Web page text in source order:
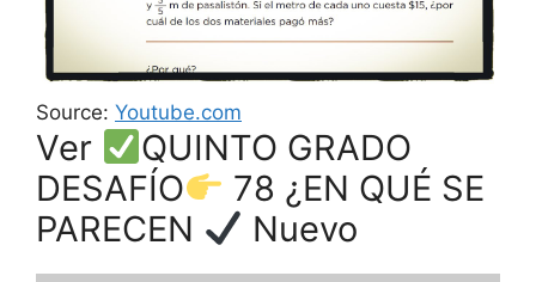
Source: Youtube.com
Ver
QUINTO GRADO
DESAFÍO
78 ¿EN QUÉ SE
PARECEN
Nuevo